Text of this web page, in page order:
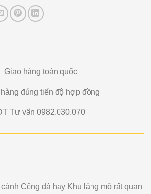
Giao hàng toàn quốc
đúng tiến độ hợp đồng
Tư vấn 0982.030.070
Cổng đá hay Khu lăng mộ rất quan